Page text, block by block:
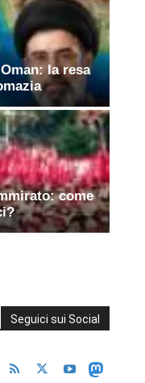
la resa
come
Seguici sui Social